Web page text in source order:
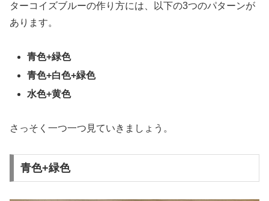
ターコイズブルーの作り方には、以下の3つのパターンが
あります。
青色+緑色
青色+白色+緑色
水色+黄色
さっそく一つ一つ見ていきましょう。
青色+緑色